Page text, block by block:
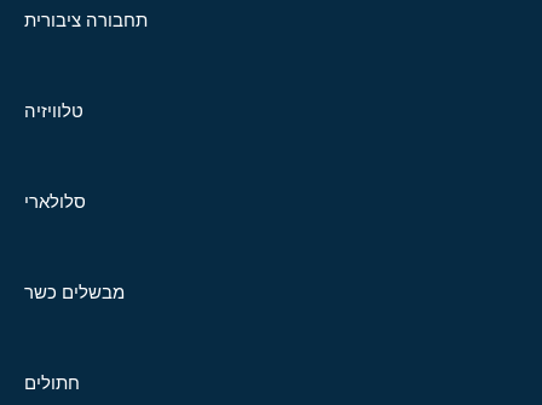
תחבורה ציבורית
טלוויזיה
סלולארי
מבשלים כשר
חתולים